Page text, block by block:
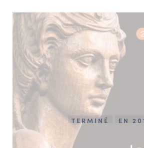
TERMINÉ EN